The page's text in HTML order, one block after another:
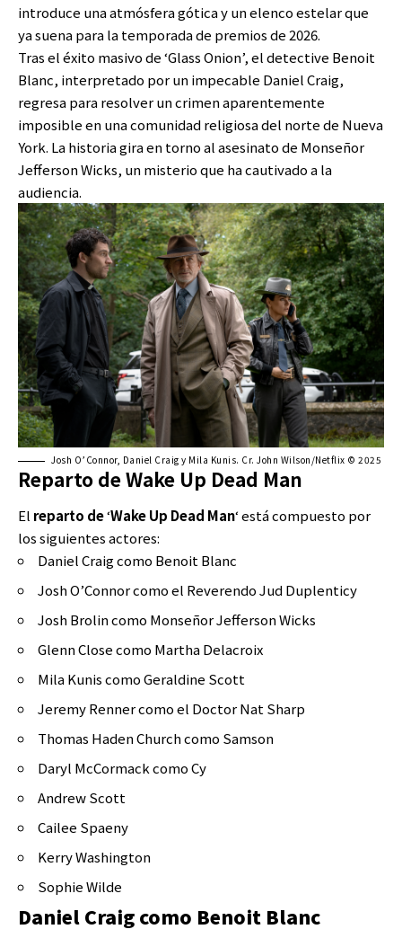
introduce una atmósfera gótica y un elenco estelar que
ya suena para la temporada de premios de 2026.
Tras el éxito masivo de ‘Glass Onion’, el detective Benoit
Blanc, interpretado por un impecable Daniel Craig,
regresa para resolver un crimen aparentemente
imposible en una comunidad religiosa del norte de Nueva
York. La historia gira en torno al asesinato de Monseñor
Jefferson Wicks, un misterio que ha cautivado a la
audiencia.
Josh O’Connor, Daniel Craig y Mila Kunis. Cr. John Wilson/Netflix © 2025
Reparto de Wake Up Dead Man
El reparto de‘Wake Up Dead Man‘ está compuesto por
los siguientes actores:
Daniel Craig como Benoit Blanc
Josh O’Connor como el Reverendo Jud Duplenticy
Josh Brolin como Monseñor Jefferson Wicks
Glenn Close como Martha Delacroix
Mila Kunis como Geraldine Scott
Jeremy Renner como el Doctor Nat Sharp
Thomas Haden Church como Samson
Daryl McCormack como Cy
Andrew Scott
Cailee Spaeny
Kerry Washington
Sophie Wilde
Daniel Craig como Benoit Blanc